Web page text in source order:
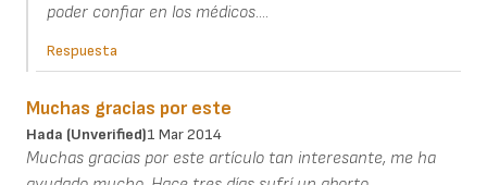
poder confiar en los médicos....
Respuesta
Muchas gracias por este
Hada (unverified)1 Mar 2014
Muchas gracias por este artículo tan interesante, me ha